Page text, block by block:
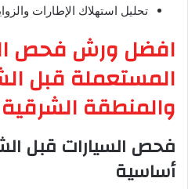
تحليل استهلاك الإطارات
افضل ورش فحص
المستعملة قبل
والمنطقة الشرقية
فحص السيارات قبل
أساسية